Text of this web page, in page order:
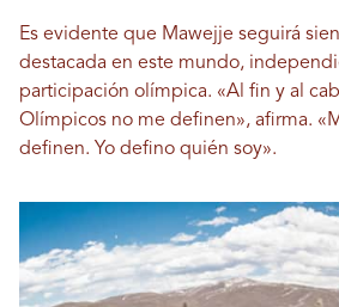
Es evidente que Mawejje seguirá
destacada en este mundo,
participación olímpica. «Al fin y al
Olímpicos no me definen», afirma.
definen. Yo defino quién soy».